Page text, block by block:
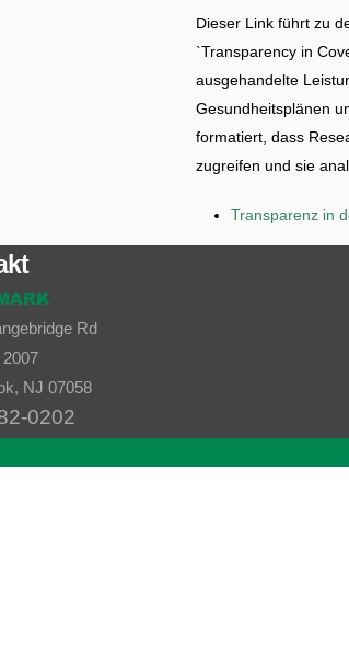
Dieser Link führt zu
`Transparency in
ausgehandelte
Gesundheitsplänen
formatiert, dass
zugreifen und sie
Transparenz in
Rd
NJ 07058
0202